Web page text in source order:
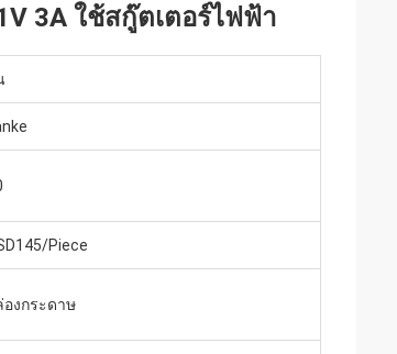
3A ใช้สกู๊ตเตอร์ไฟฟ้า
Piece
องกระดาษ